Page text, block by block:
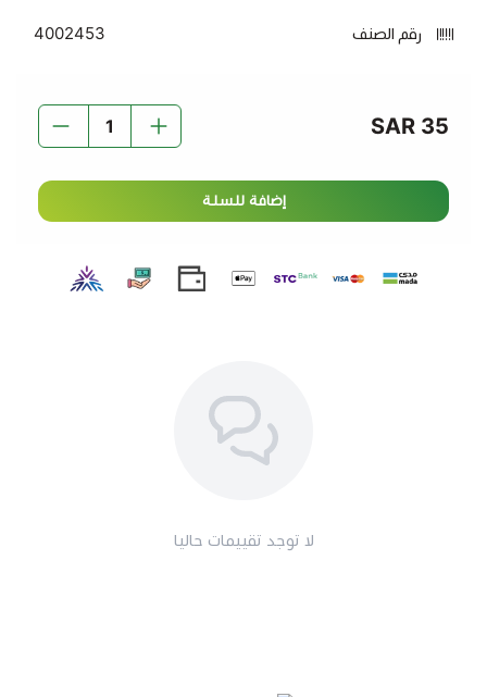
سهل الاستخدام
– أقراص جاهزة للاستخدام بدون الحاجة
– حجم مثالي يوفر استخدامًا طويل الأمد.
الرائع مع كل غسلة.
رقم الصنف 4002453
35 SAR
إضافة للسلة
لا توجد تقييمات حاليا